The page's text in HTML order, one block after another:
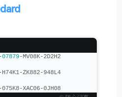
07879-MV08K-2D2H2
H74K1-ZK882-948L4
075K8-XAC06-0JH08